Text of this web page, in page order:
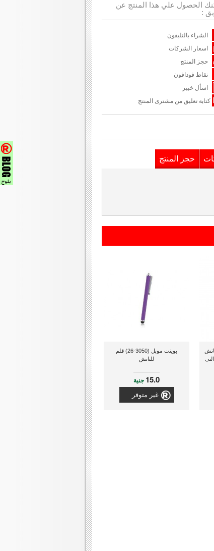
الحصول علي هذا المنتج عن
:
الشراء بالتليفون
اسعار الشركات
حجز المنتج
نقاط فودافون
اسأل خبير
كتابة تعليق من مشترى المنتج
حجز المنتج
قلم تاتش
بوينت موبل (3050-26) قلم
للتاتش
15.0 جنية
غير متوفر